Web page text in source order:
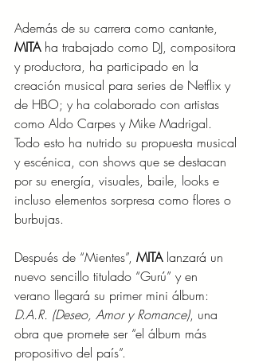
Además de su carrera como cantante,
MITA ha trabajado como DJ, compositora
y productora, ha participado en la
creación musical para series de Netflix y
de HBO; y ha colaborado con artistas
como Aldo Carpes y Mike Madrigal.
Todo esto ha nutrido su propuesta musical
y escénica, con shows que se destacan
por su energía, visuales, baile, looks e
incluso elementos sorpresa como flores o
burbujas.
Después de “Mientes”, MITA lanzará un
nuevo sencillo titulado “Gurú” y en
verano llegará su primer mini álbum:
D.A.R. (Deseo, Amor y Romance), una
obra que promete ser “el álbum más
propositivo del país”.